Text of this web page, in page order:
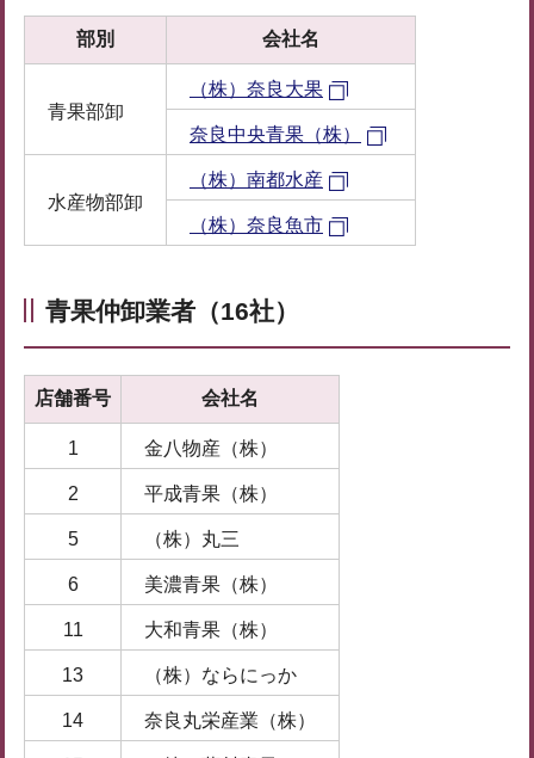
部別 会社名
青果部卸
（株）奈良大果
奈良中央青果（株）
水産物部卸
（株）南都水産
（株）奈良魚市
青果仲卸業者 （16社）
店舗番号 会社名
1 金八物産（株）
2 平成青果（株）
5 （株）丸三
6 美濃青果（株）
11 大和青果（株）
13 （株）ならにっか
14 奈良丸栄産業（株）